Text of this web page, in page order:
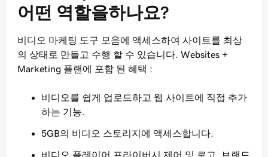
어떤 역할을하나요?
비디오 마케팅 도구 모음에 액세스하여 사이트를 최상
의 상태로 만들고 수행 할 수 있습니다. Websites +
Marketing 플랜에 포함 된 혜택 :
비디오를 쉽게 업로드하고 웹 사이트에 직접 추가
하는 기능.
5GB의 비디오 스토리지에 액세스합니다.
비디오 플레이어 프라이버시 제어 및 로고, 브랜드